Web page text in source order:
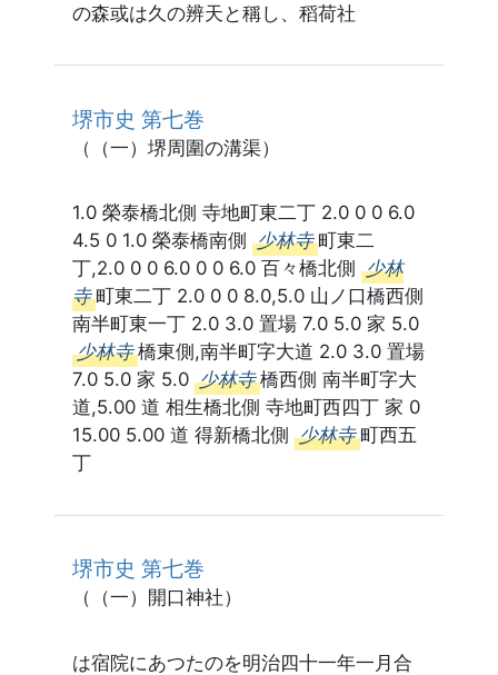
の森或は久の辨天と稱し、稻荷社
堺市史 第七巻
（（一）堺周圍の溝渠）
1.0 榮泰橋北側 寺地町東二丁 2.0 0 0 6.0
4.5 0 1.0 榮泰橋南側 少林寺 町東二
丁,2.0 0 0 6.0 0 0 6.0 百々橋北側 少林
寺 町東二丁 2.0 0 0 8.0,5.0 山ノ口橋西側
南半町東一丁 2.0 3.0 置場 7.0 5.0 家 5.0
少林寺 橋東側,南半町字大道 2.0 3.0 置場
7.0 5.0 家 5.0 少林寺 橋西側 南半町字大
道,5.00 道 相生橋北側 寺地町西四丁 家 0
15.00 5.00 道 得新橋北側 少林寺 町西五
丁
堺市史 第七巻
（（一）開口神社）
は宿院にあつたのを明治四十一年一月合